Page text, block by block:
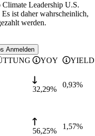
Leadership U.S.
ist daher wahrscheinlich,
werden.
Anmelden
YOY YIELD
32,29%
0,93%
56,25%
1,57%